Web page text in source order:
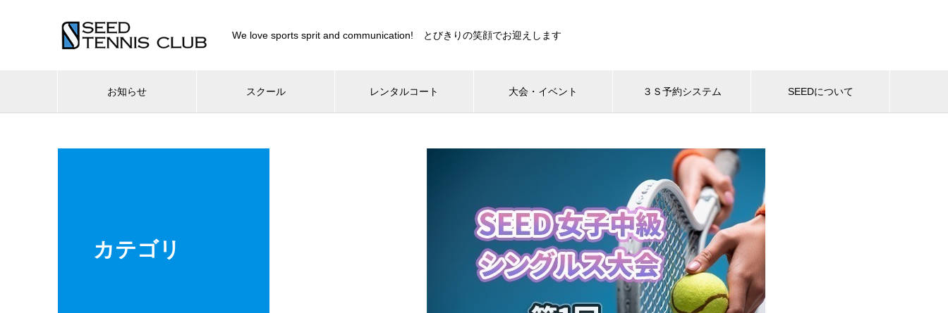
We love sports sprit and communication! とびきりの笑顔でお迎えします
お知らせ スクール レンタルコート 大会・イベント ３Ｓ予約システム SEEDについて
カテゴリ